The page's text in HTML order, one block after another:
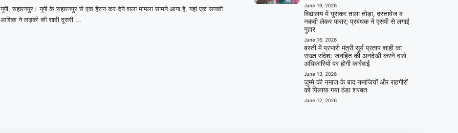
यूपी, सहारनपुर। यूपी के सहारनपुर से एक हैरान कर देने वाला मामला सामने आया है, यहां एक सनकी
आशिक ने लड़की की शादी दूसरी ...
June 19, 2026
विद्यालय में घुसकर ताला तोड़ा, दस्तावेज व
नकदी लेकर फरार; प्रबंधक ने एसपी से लगाई
गुहार
June 16, 2026
बस्ती में प्रभारी मंत्री सूर्य प्रताप शाही का
सख्त संदेश: जनहित की अनदेखी करने वाले
अधिकारियों पर होगी कार्रवाई
June 13, 2026
जुम्मे की नमाज के बाद नमाजियों और राहगीरों
को पिलाया गया ठंडा शरबत
June 12, 2026